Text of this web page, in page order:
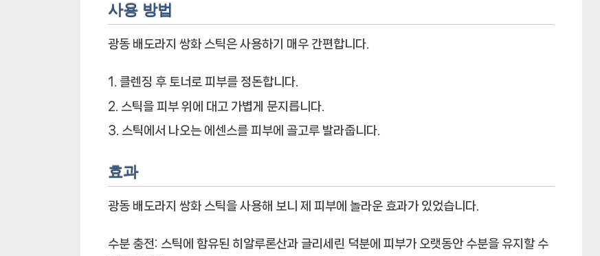
사용 방법
광동 배도라지 쌍화 스틱은 사용하기 매우 간편합니다.
클렌징 후 토너로 피부를 정돈합니다.
스틱을 피부 위에 대고 가볍게 문지릅니다.
스틱에서 나오는 에센스를 피부에 골고루 발라줍니다.
효과
광동 배도라지 쌍화 스틱을 사용해 보니 제 피부에 놀라운 효과가 있었습니다.
수분 충전: 스틱에 함유된 히알루론산과 글리세린 덕분에 피부가 오랫동안 수분을 유지할 수